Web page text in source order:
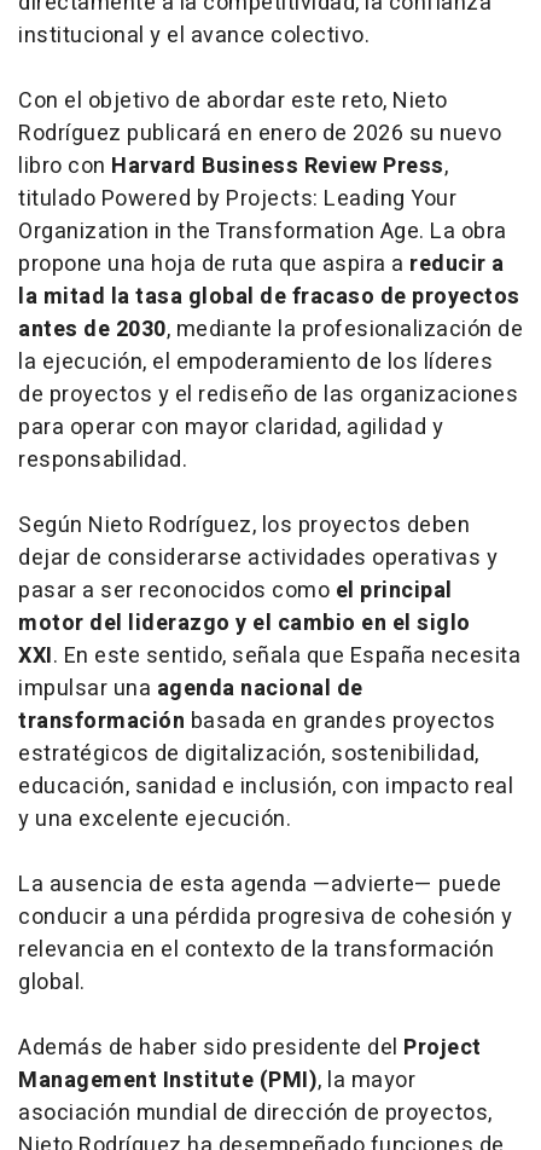
institucional y el avance colectivo.
Con el objetivo de abordar este reto, Nieto
Rodríguez publicará en enero de 2026 su nuevo
libro con Harvard Business Review Press,
titulado Powered by Projects: Leading Your
Organization in the Transformation Age. La obra
propone una hoja de ruta que aspira a reducir a
la mitad la tasa global de fracaso de proyectos
antes de 2030, mediante la profesionalización de
la ejecución, el empoderamiento de los líderes
de proyectos y el rediseño de las organizaciones
para operar con mayor claridad, agilidad y
responsabilidad.
Según Nieto Rodríguez, los proyectos deben
dejar de considerarse actividades operativas y
pasar a ser reconocidos como el principal
motor del liderazgo y el cambio en el siglo
XXI. En este sentido, señala que España necesita
impulsar una agenda nacional de
transformación basada en grandes proyectos
estratégicos de digitalización, sostenibilidad,
educación, sanidad e inclusión, con impacto real
y una excelente ejecución.
La ausencia de esta agenda —advierte— puede
conducir a una pérdida progresiva de cohesión y
relevancia en el contexto de la transformación
global.
Además de haber sido presidente del Project
Management Institute (PMI), la mayor
asociación mundial de dirección de proyectos,